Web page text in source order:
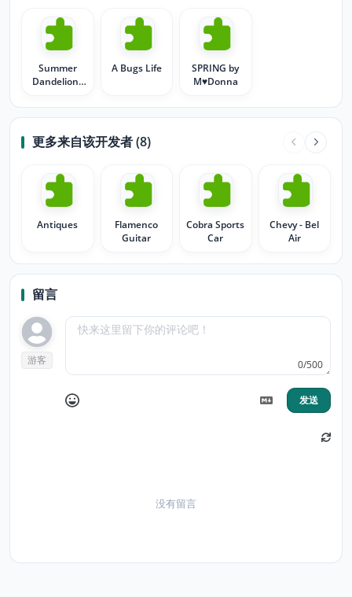
Summer
Dandelions
A Bugs Life
SPRING by
M♥Donna
更多来自该开发者 (8)
Antiques
Flamenco
Guitar
Cobra Sports
Car
Chevy - Bel
Air
留言
游客 0/500
发送
没有留言